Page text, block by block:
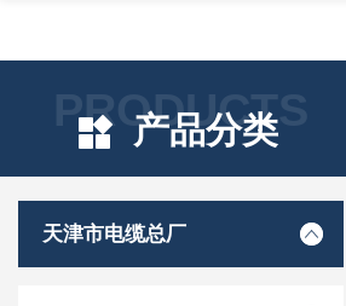
PRODUCTS
产品分类
天津市电缆总厂